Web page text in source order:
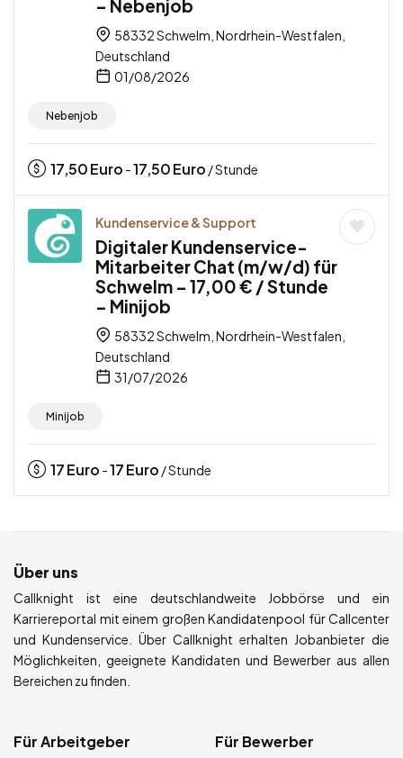
– Nebenjob
58332 Schwelm, Nordrhein-Westfalen,
Deutschland
01/08/2026
Nebenjob
17,50Euro -17,50Euro / Stunde
Kundenservice & Support
Digitaler Kundenservice-
Mitarbeiter Chat (m/w/d) für
Schwelm – 17,00 € / Stunde
– Minijob
58332 Schwelm, Nordrhein-Westfalen,
Deutschland
31/07/2026
Minijob
17Euro -17Euro / Stunde
Über uns
Callknight ist eine deutschlandweite Jobbörse und ein
Karriereportal mit einem großen Kandidatenpool für Callcenter
und Kundenservice. Über Callknight erhalten Jobanbieter die
Möglichkeiten, geeignete Kandidaten und Bewerber aus allen
Bereichen zu finden.
Für Arbeitgeber Für Bewerber